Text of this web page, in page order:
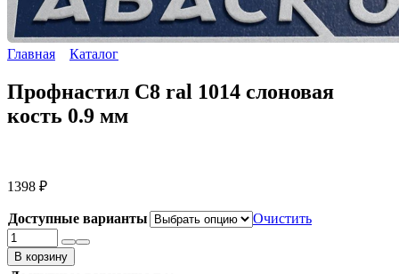
Главная Каталог
Профнастил С8 ral 1014 слоновая
кость 0.9 мм
1398 ₽
Доступные варианты
Очистить
Количество
товара
Профнастил
В корзину